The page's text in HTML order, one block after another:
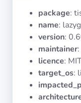
d'exploitation
Catégories
package:
name:
version:
maintainer
licence:
target_os: